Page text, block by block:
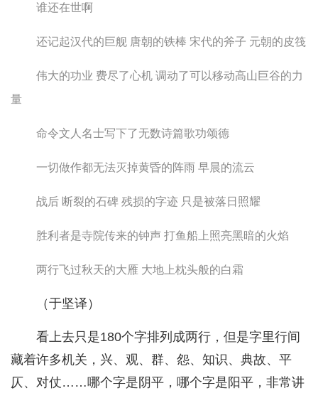
谁还在世啊
还记起汉代的巨舰 唐朝的铁棒 宋代的斧子 元朝的皮筏
伟大的功业 费尽了心机 调动了可以移动高山巨谷的力
量
命令文人名士写下了无数诗篇歌功颂德
一切做作都无法灭掉黄昏的阵雨 早晨的流云
战后 断裂的石碑 残损的字迹 只是被落日照耀
胜利者是寺院传来的钟声 打鱼船上照亮黑暗的火焰
两行飞过秋天的大雁 大地上枕头般的白霜
（于坚译）
看上去只是180个字排列成两行，但是字里行间
藏着许多机关，兴、观、群、怨、知识、典故、平
仄、对仗……哪个字是阴平，哪个字是阳平，非常讲